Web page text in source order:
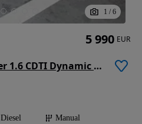
1 / 6
Opel Astra Sports Tourer 1.6 CDTI Dynamic S/S
Diesel
Manual
5 990 EUR